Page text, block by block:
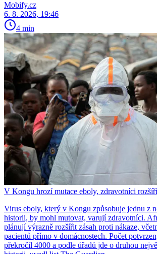
Mobify.cz
6. 8. 2026, 19:46
4 min
V Kongu hrozí mutace eboly, zdravotníci
Virus eboly, který v Kongu způsobuje jednu z
historii, by mohl mutovat, varují zdravotníci.
plánují výrazně rozšířit zásah proti nákaze,
pacientů přímo v domácnostech. Počet
překročil 4000 a podle úřadů jde o druhou